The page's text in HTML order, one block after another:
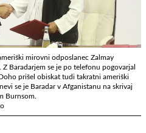
mirovni odposlanec Zalmay
Baradarjem se je po telefonu pogovarjal
prišel obiskat tudi takratni ameriški
se je Baradar v Afganistanu na skrivaj
Burnsom.